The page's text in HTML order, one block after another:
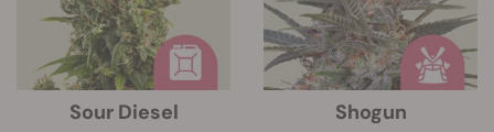
Sour Diesel Shogun